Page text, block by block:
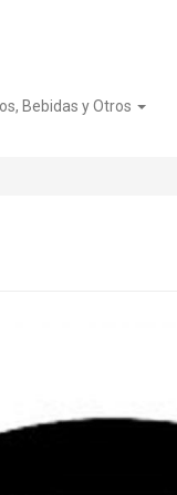
Bebidas y Otros